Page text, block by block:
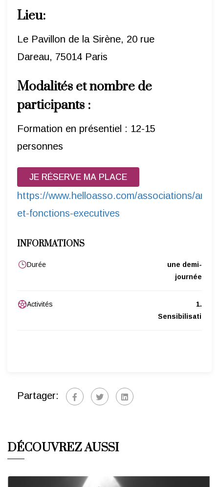
Lieu:
Le Pavillon de la Sirène, 20 rue
Dareau, 75014 Paris
Modalités et nombre de
participants :
Formation en présentiel : 12-15
personnes
JE RÉSERVE MA PLACE
https://www.helloasso.com/associations/
et-fonctions-executives
INFORMATIONS
Durée
une demi-
journée
Activités
1.
Sensibilisation
Partager:
DÉCOUVREZ AUSSI